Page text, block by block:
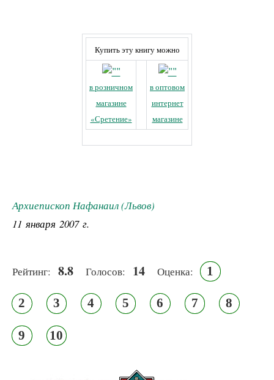
Купить эту книгу можно
в розничном
магазине
«Сретение»
в оптовом
интернет
магазине
Архиепископ Нафанаил (Львов)
11 января 2007 г.
Рейтинг: 8.8 Голосов: 14 Оценка: 1
2 3 4 5 6 7 8
9 10